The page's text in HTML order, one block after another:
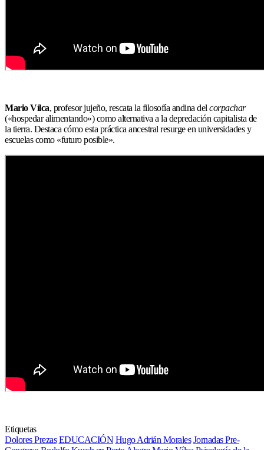
Mario Vílca, profesor jujeño, rescata la filosofía andina del corpachar
(«hospedar alimentando») como alternativa a la depredación capitalista de
la tierra. Destaca cómo esta práctica ancestral resurge en universidades y
escuelas como «futuro posible».
Etiquetas
Dolores Prezas EDUCACIÓN Hugo Adrián Morales Jornadas Pre-